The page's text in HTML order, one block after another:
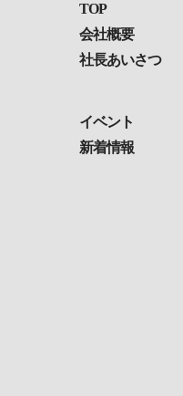
TOP
会社概要
社長あいさつ
イベント
新着情報